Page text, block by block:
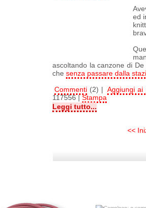
ed
ascoltando la canzone di
che senza passare dalla
Commenti (2) | Aggiungi ai
117556 |Stampa
Leggi tutto...
<<